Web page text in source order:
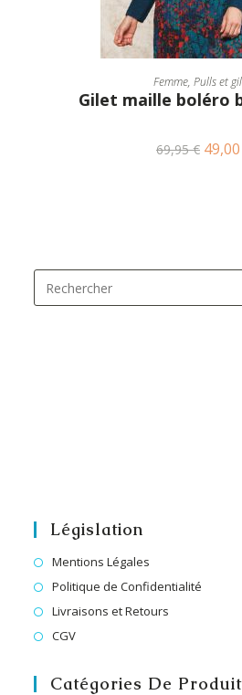
CHOIX DES
Femme, Pulls et
Gilet maille boléro
69,95€ 49,00
Législation
Mentions Légales
Politique de Confidentialité
Livraisons et Retours
CGV
Catégories De